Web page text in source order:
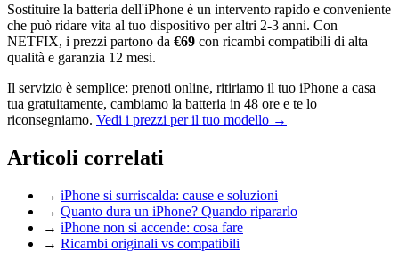
Sostituire la batteria dell'iPhone è un intervento rapido e conveniente
che può ridare vita al tuo dispositivo per altri 2-3 anni. Con
NETFIX, i prezzi partono da €69 con ricambi compatibili di alta
qualità e garanzia 12 mesi.
Il servizio è semplice: prenoti online, ritiriamo il tuo iPhone a casa
tua gratuitamente, cambiamo la batteria in 48 ore e te lo
riconsegniamo. Vedi i prezzi per il tuo modello →
Articoli correlati
→ iPhone si surriscalda: cause e soluzioni
→ Quanto dura un iPhone? Quando ripararlo
→ iPhone non si accende: cosa fare
→ Ricambi originali vs compatibili